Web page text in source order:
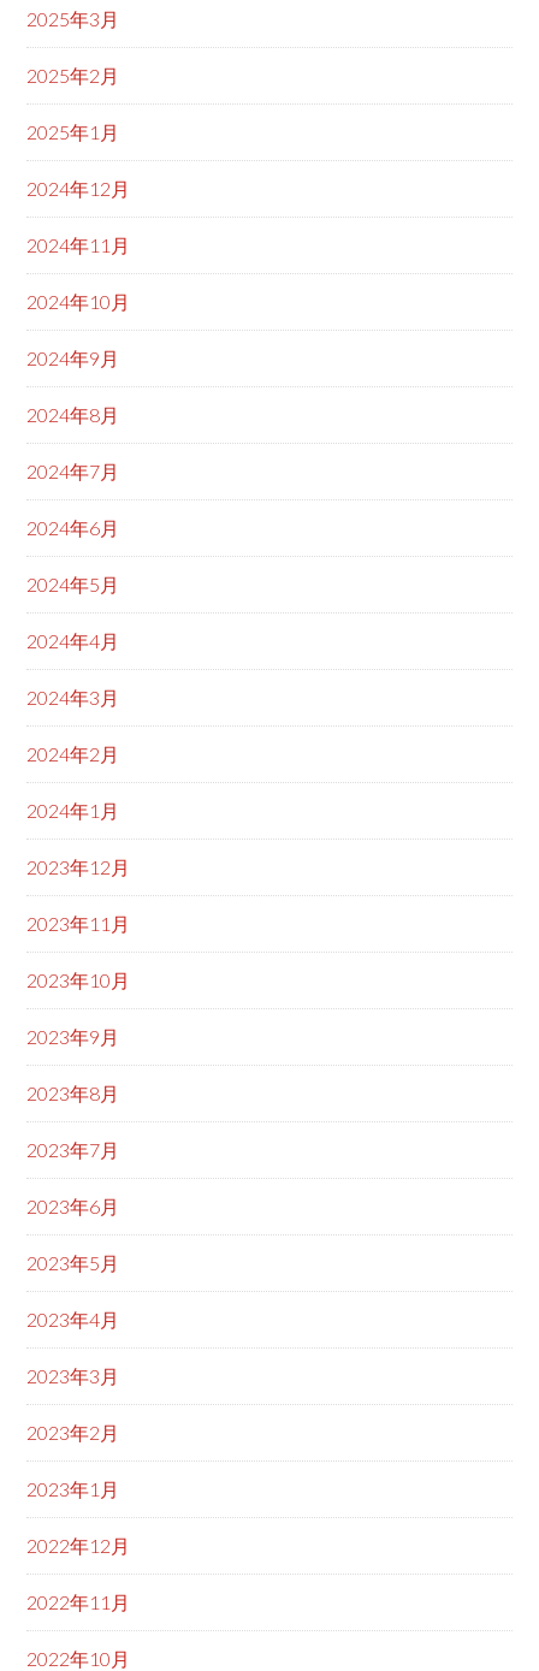
2025年3月
2025年2月
2025年1月
2024年12月
2024年11月
2024年10月
2024年9月
2024年8月
2024年7月
2024年6月
2024年5月
2024年4月
2024年3月
2024年2月
2024年1月
2023年12月
2023年11月
2023年10月
2023年9月
2023年8月
2023年7月
2023年6月
2023年5月
2023年4月
2023年3月
2023年2月
2023年1月
2022年12月
2022年11月
2022年10月